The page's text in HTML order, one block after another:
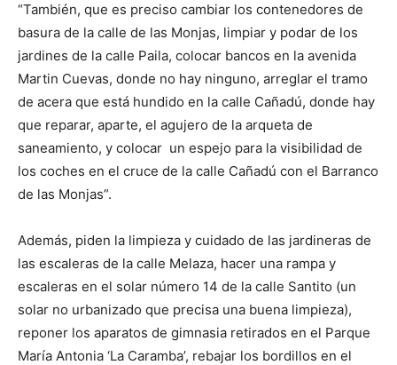
“También, que es preciso cambiar los contenedores de
basura de la calle de las Monjas, limpiar y podar de los
jardines de la calle Paila, colocar bancos en la avenida
Martin Cuevas, donde no hay ninguno, arreglar el tramo
de acera que está hundido en la calle Cañadú, donde hay
que reparar, aparte, el agujero de la arqueta de
saneamiento, y colocar un espejo para la visibilidad de
los coches en el cruce de la calle Cañadú con el Barranco
de las Monjas”.
Además, piden la limpieza y cuidado de las jardineras de
las escaleras de la calle Melaza, hacer una rampa y
escaleras en el solar número 14 de la calle Santito (un
solar no urbanizado que precisa una buena limpieza),
reponer los aparatos de gimnasia retirados en el Parque
María Antonia ‘La Caramba’, rebajar los bordillos en el